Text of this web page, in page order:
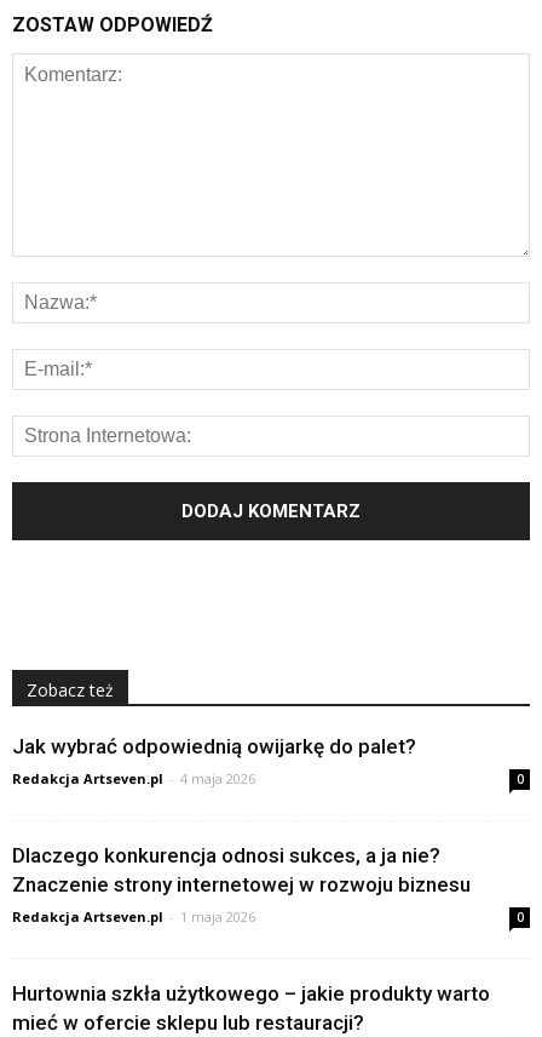
ZOSTAW ODPOWIEDŹ
Zobacz też
Jak wybrać odpowiednią owijarkę do palet?
Redakcja Artseven.pl - 4 maja 2026 0
Dlaczego konkurencja odnosi sukces, a ja nie?
Znaczenie strony internetowej w rozwoju biznesu
Redakcja Artseven.pl - 1 maja 2026 0
Hurtownia szkła użytkowego – jakie produkty warto
mieć w ofercie sklepu lub restauracji?